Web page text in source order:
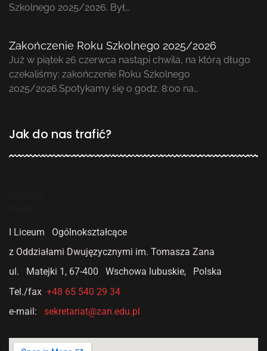
Szkolnego 2025/2026. Był…
Zakończenie Roku Szkolnego 2025/2026
Już w piątek 26 czerwca nastąpi chwila, na którą długo
czekaliśmy: zakończenie Roku Szkolnego
2025/2026.Spotykamy się o godz. 8:00 na…
Jak do nas trafić?
I Liceum Ogólnokształcące
z Oddziałami Dwujęzycznymi im. Tomasza Zana
ul. Matejki 1, 67-400 Wschowa lubuskie, Polska
Tel./fax +48 65 540 29 34
e-mail: sekretariat@zan.edu.pl